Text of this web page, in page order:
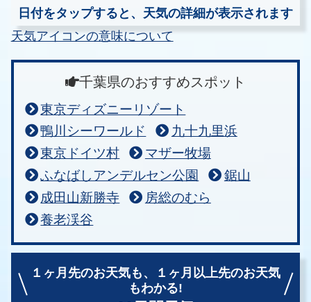
日付をタップすると、天気の詳細が表示されます
天気アイコンの意味について
千葉県のおすすめスポット
東京ディズニーリゾート
鴨川シーワールド
九十九里浜
東京ドイツ村
マザー牧場
ふなばしアンデルセン公園
鋸山
成田山新勝寺
房総のむら
養老渓谷
１ヶ月先のお天気も、
１ヶ月以上先のお天気
もわかる!